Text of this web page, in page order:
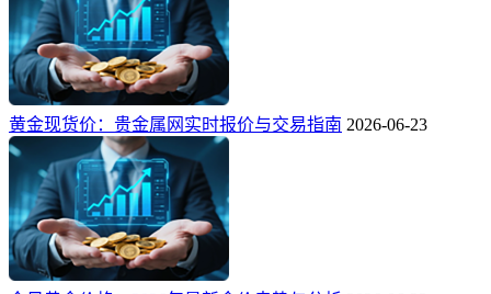
黄金现货价：贵金属网实时报价与交易指南 2026-06-23